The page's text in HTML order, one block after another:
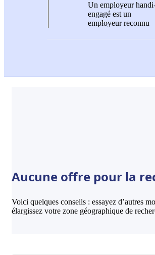
Un employeur
engagé est un
employeur reconnu
Aucune offre pour la
Voici quelques conseils : essayez d’autres
élargissez votre zone géographique de